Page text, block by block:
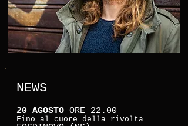
NEWS
20 AGOSTO ORE 22.00
Fino al cuore della rivolta